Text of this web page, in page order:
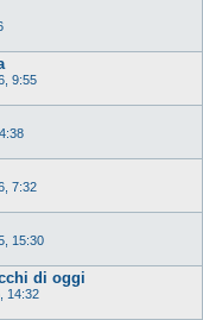
9:55
7:32
15:30
di oggi
14:32